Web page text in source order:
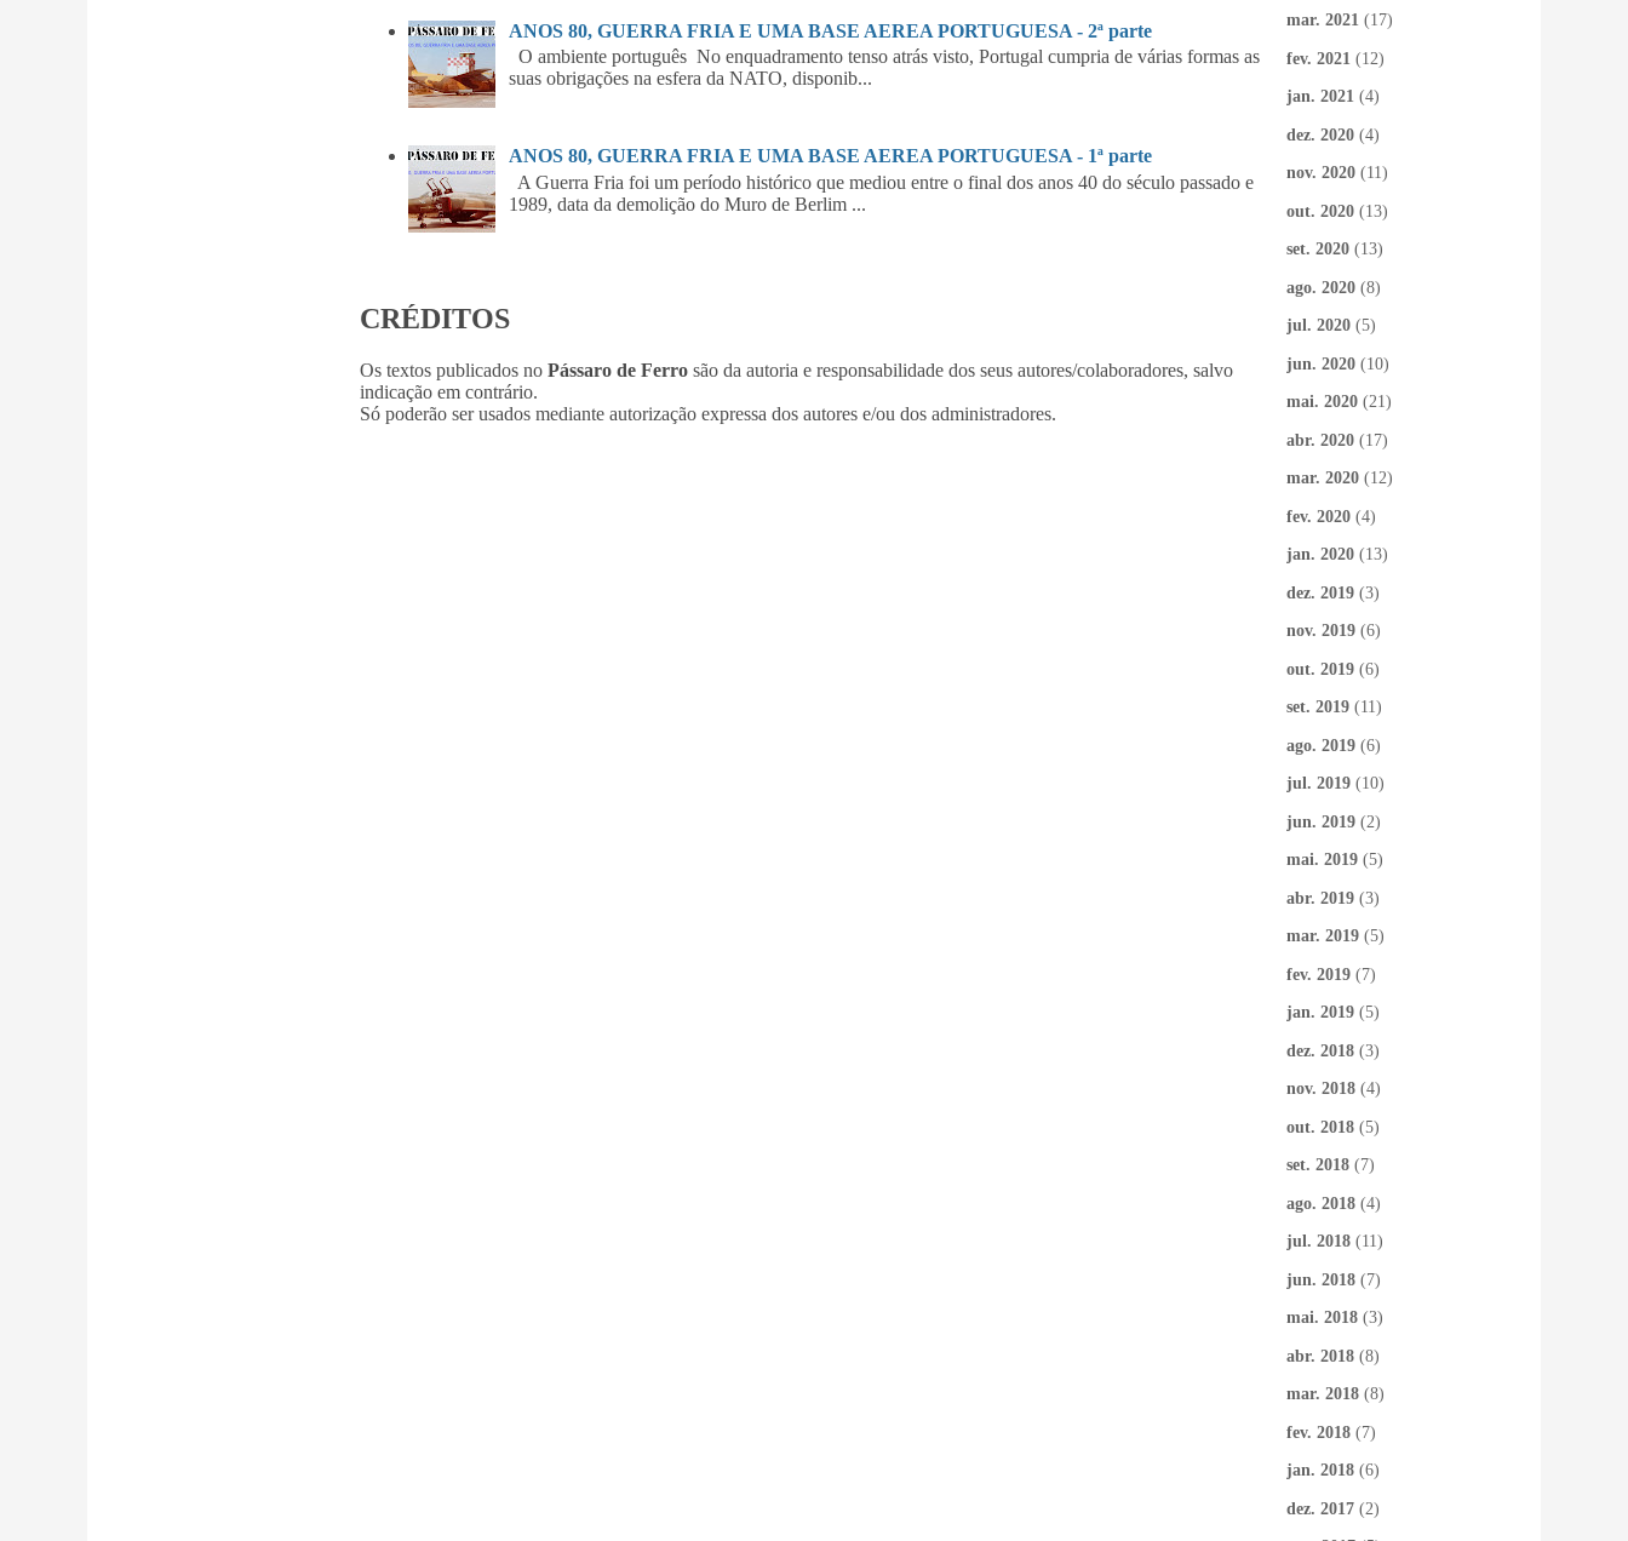
ANOS 80, GUERRA FRIA E UMA BASE AEREA PORTUGUESA - 2ª parte
O ambiente português No enquadramento tenso atrás visto, Portugal cumpria de várias formas as
suas obrigações na esfera da NATO, disponib...
ANOS 80, GUERRA FRIA E UMA BASE AEREA PORTUGUESA - 1ª parte
A Guerra Fria foi um período histórico que mediou entre o final dos anos 40 do século passado e
1989, data da demolição do Muro de Berlim ...
CRÉDITOS
Os textos publicados no Pássaro de Ferro são da autoria e responsabilidade dos seus autores/colaboradores, salvo
indicação em contrário.
Só poderão ser usados mediante autorização expressa dos autores e/ou dos administradores.
mar. 2021 (17)
fev. 2021 (12)
jan. 2021 (4)
dez. 2020 (4)
nov. 2020 (11)
out. 2020 (13)
set. 2020 (13)
ago. 2020 (8)
jul. 2020 (5)
jun. 2020 (10)
mai. 2020 (21)
abr. 2020 (17)
mar. 2020 (12)
fev. 2020 (4)
jan. 2020 (13)
dez. 2019 (3)
nov. 2019 (6)
out. 2019 (6)
set. 2019 (11)
ago. 2019 (6)
jul. 2019 (10)
jun. 2019 (2)
mai. 2019 (5)
abr. 2019 (3)
mar. 2019 (5)
fev. 2019 (7)
jan. 2019 (5)
dez. 2018 (3)
nov. 2018 (4)
out. 2018 (5)
set. 2018 (7)
ago. 2018 (4)
jul. 2018 (11)
jun. 2018 (7)
mai. 2018 (3)
abr. 2018 (8)
mar. 2018 (8)
fev. 2018 (7)
jan. 2018 (6)
dez. 2017 (2)